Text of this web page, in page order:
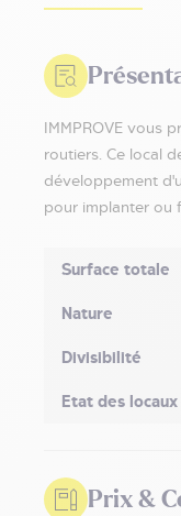
IMMPROVE
routiers. Ce local
développement
pour implanter ou
Surface totale
Nature
Divisibilité
Etat des locaux
Prix &